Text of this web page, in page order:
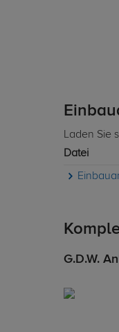
Laden Sie
Datei
G.D.W.